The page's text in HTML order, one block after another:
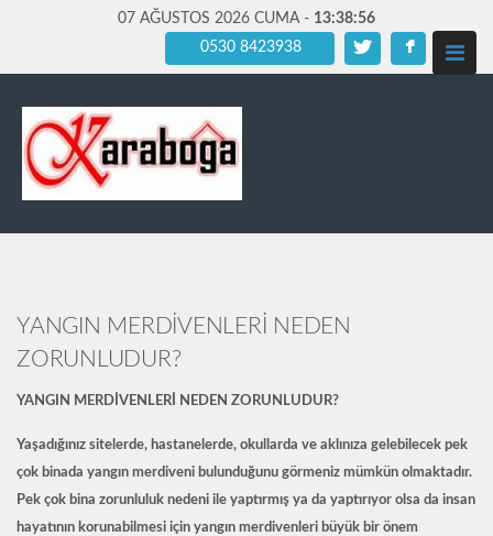
07 AĞUSTOS 2026 CUMA - 13:38:58
0530 8423938
YANGIN MERDİVENLERİ NEDEN
ZORUNLUDUR?
YANGIN MERDİVENLERİ NEDEN ZORUNLUDUR?
Yaşadığınız sitelerde, hastanelerde, okullarda ve aklınıza gelebilecek pek
çok binada yangın merdiveni bulunduğunu görmeniz mümkün olmaktadır.
Pek çok bina zorunluluk nedeni ile yaptırmış ya da yaptırıyor olsa da insan
hayatının korunabilmesi için yangın merdivenleri büyük bir önem